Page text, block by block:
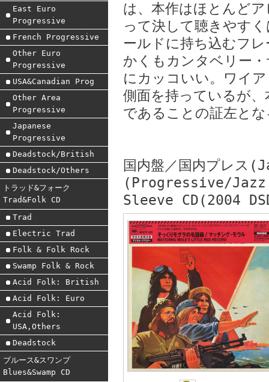
East Euro
Progressive
French Progressive
Other Euro
Progressive
USA&Canadian Prog
Other Area
Progressive
Japanese
Progressive
Deadstock/British
Deadstock/Others
トラッド&フォーク
Trad&Folk CD
Trad
Electric Trad
Folk & Folk Rock
Swamp Folk & Rock
Acid Folk: British
Acid Folk: Euro
Acid Folk:
USA,Others
Deadstock
ブルース&スワンプ
Blues&Swamp CD
は、本作はほとんど
って決して聴きやす
ールドに持ち込むフ
かくもカンタベリー
にカッコいい。ワイ
側面を持っているが
であることの証左と
国内盤／国内プレ
(Progressive/
Sleeve CD(2004